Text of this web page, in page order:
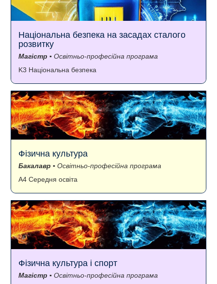
Національна безпека на засадах сталого
розвитку
Магістр ▪ Освітньо-професійна програма
K3 Національна безпека
Фізична культура
Бакалавр ▪ Освітньо-професійна програма
A4 Середня освіта
Фізична культура і спорт
Магістр ▪ Освітньо-професійна програма